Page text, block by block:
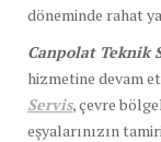
döneminde rahat
Canpolat Teknik
hizmetine devam
Servis, çevre
eşyalarınızın